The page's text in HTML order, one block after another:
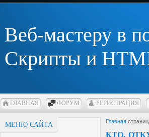
Веб-мастеру в
Скрипты и
ГЛАВНАЯ ФОРУМ РЕГИСТРАЦИЯ
МЕНЮ САЙТА Главная
КТО,